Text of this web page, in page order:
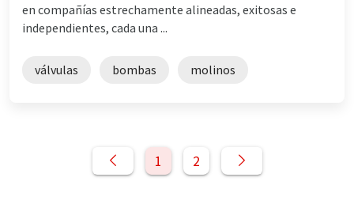
en compañías estrechamente alineadas, exitosas e
independientes, cada una ...
válvulas bombas molinos
1 2